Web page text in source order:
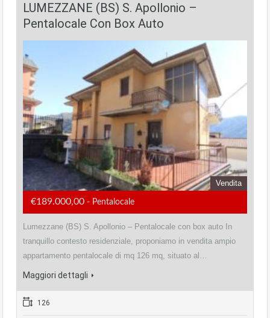
LUMEZZANE (BS) S. Apollonio –
Pentalocale Con Box Auto
Vendita
€189.000,00 - Pentalocale
Lumezzane (BS) S. Apollonio – Pentalocale con box auto In
tranquillo contesto residenziale, proponiamo in vendita ampio
appartamento pentalocale di mq 126 mq, situato al…
Maggiori dettagli
126